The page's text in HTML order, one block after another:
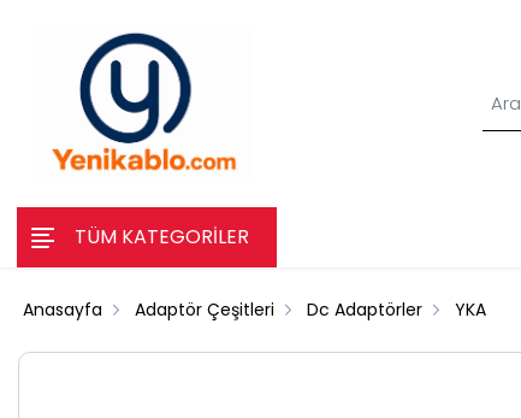
TÜM KATEGORİLER
Anasayfa Adaptör Çeşitleri Dc Adaptörler YKA